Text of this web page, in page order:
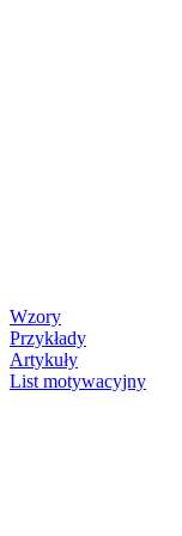
Wzory
Przykłady
Artykuły
List motywacyjny